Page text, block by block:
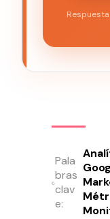
Pala
bras
clav
e: